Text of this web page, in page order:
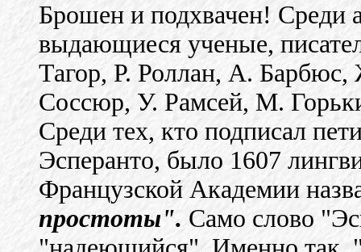
Брошен и подхвачен! Среди
выдающиеся ученые,
Тагор, Р. Роллан, А.
Соссюр, У. Рамсей, М.
Среди тех, кто подписал
Эсперанто, было 1607
Французской Академии
простоты". Само слово